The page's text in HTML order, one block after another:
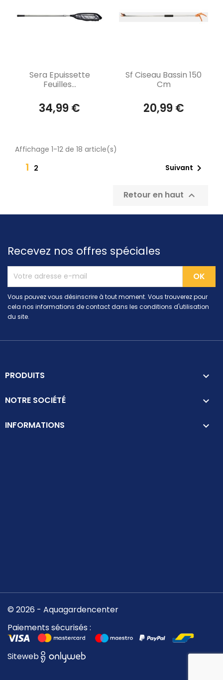
Aperçu rapide
Sera Epuissette
Feuilles...
34,99 €
Aperçu rapide
Sf Ciseau Bassin 150
Cm
20,99 €
Affichage 1-12 de 18 article(s)
1 2 Suivant 
Retour en haut 
Recevez nos offres spéciales
Vous pouvez vous désinscrire à tout moment. Vous trouverez pour
cela nos informations de contact dans les conditions d'utilisation
du site.
PRODUITS 
NOTRE SOCIÉTÉ 
INFORMATIONS keyboard_arrow_down
© 2026 - Aquagardencenter
Paiements sécurisés :
Siteweb